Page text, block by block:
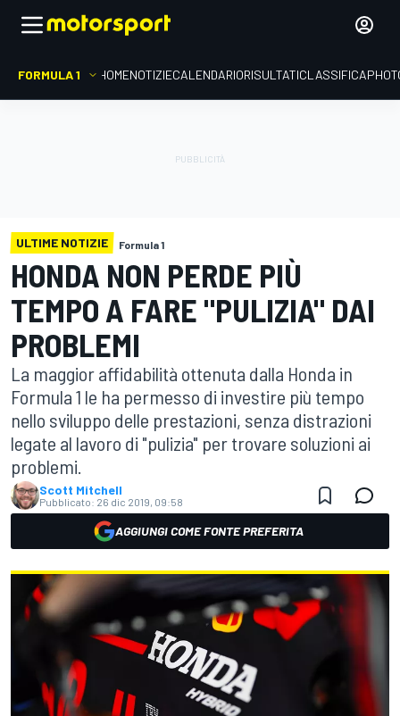
FORMULA 1 HOMENOTIZIECALENDARIORISULTATICLASSIFICA
ULTIME NOTIZIE Formula 1
HONDA NON PERDE PIÙ
TEMPO A FARE "PULIZIA" DAI
PROBLEMI
La maggior affidabilità ottenuta dalla Honda in
Formula 1 le ha permesso di investire più tempo
nello sviluppo delle prestazioni, senza distrazioni
legate al lavoro di "pulizia" per trovare soluzioni ai
problemi.
Scott Mitchell
Pubblicato: 26 dic 2019, 09:58
AGGIUNGI COME FONTE PREFERITA